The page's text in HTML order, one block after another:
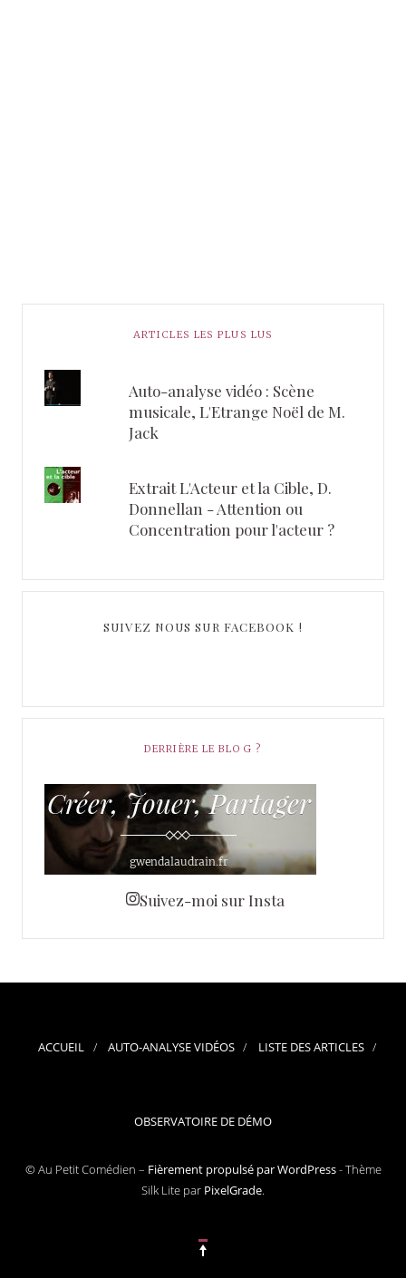
ARTICLES LES PLUS LUS
Auto-analyse vidéo : Scène
musicale, L'Etrange Noël de M.
Jack
Extrait L'Acteur et la Cible, D.
Donnellan - Attention ou
Concentration pour l'acteur ?
SUIVEZ NOUS SUR FACEBOOK !
DERRIÈRE LE BLOG ?
Suivez-moi sur Insta
ACCUEIL AUTO-ANALYSE VIDÉOS LISTE DES ARTICLES
OBSERVATOIRE DE DÉMO
© Au Petit Comédien – Fièrement propulsé par WordPress-Thème
Silk Lite par PixelGrade.